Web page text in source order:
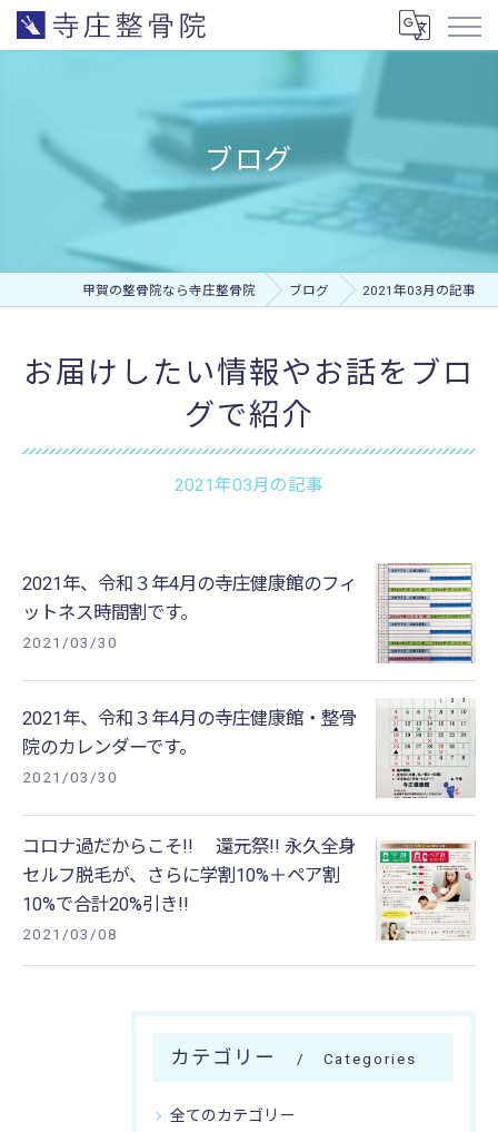
ブログ
甲賀の整骨院なら寺庄整骨院 ブログ 2021年03月の記事
お届けしたい情報やお話をブロ
グで紹介
2021年03月の記事
2021年、令和３年4月の寺庄健康館のフィ
ットネス時間割です。
2021/03/30
2021年、令和３年4月の寺庄健康館・整骨
院のカレンダーです。
2021/03/30
コロナ過だからこそ!! 還元祭!! 永久全身
セルフ脱毛が、さらに学割10%＋ペア割
10%で合計20%引き!!
2021/03/08
カテゴリー Categories
全てのカテゴリー